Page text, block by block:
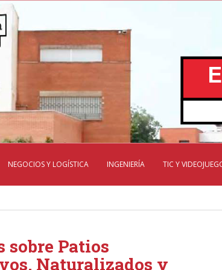
NEGOCIOS Y LOGÍSTICA INGENIERÍA TIC Y
sobre Patios
Naturalizados y